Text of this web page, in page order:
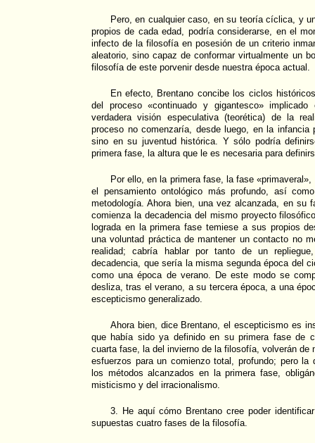
Pero, en cualquier caso, en su teoría cíclica, y
propios de cada edad, podría considerarse, en el
infecto de la filosofía en posesión de un criterio
aleatorio, sino capaz de conformar virtualmente un
filosofía de este porvenir desde nuestra época actual.
En efecto, Brentano concibe los ciclos
del proceso «continuado y gigantesco»
verdadera visión especulativa (teorética) de la
proceso no comenzaría, desde luego, en la infancia
sino en su juventud histórica. Y sólo podría
primera fase, la altura que le es necesaria para
Por ello, en la primera fase, la fase
el pensamiento ontológico más profundo, así
metodología. Ahora bien, una vez alcanzada, en su
comienza la decadencia del mismo proyecto
lograda en la primera fase temiese a sus propios
una voluntad práctica de mantener un contacto no
realidad; cabría hablar por tanto de un
decadencia, que sería la misma segunda época del
como una época de verano. De este modo se
desliza, tras el verano, a su tercera época, a una
escepticismo generalizado.
Ahora bien, dice Brentano, el escepticismo es
que había sido ya definido en su primera fase de
cuarta fase, la del invierno de la filosofía, volverán de
esfuerzos para un comienzo total, profundo; pero la
los métodos alcanzados en la primera fase,
misticismo y del irracionalismo.
3. He aquí cómo Brentano cree poder
supuestas cuatro fases de la filosofía.